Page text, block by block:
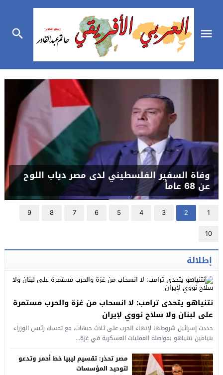
وفاة السفير الفلسطيني لدى مصر دياب اللوح
عن 68 عاماً
1
2
3
4
5
6
7
8
9
10
إطلالة
نتنياهو يتحدى ترامب: لا انسحاب من غزة والحرب مستمرة
على لبنان ولا سلاح نووي لإيران
حددت إسرائيل شروطها لإنهاء الحرب على ثلاث جبهات، مع تمسك رئيس الوزراء
بنيامين نتنياهو بمواصلة العمليات العسكرية في غزة...
مصر تحذر: تقسيم ليبيا خط أحمر وتدعو
لتوحيد المؤسسات